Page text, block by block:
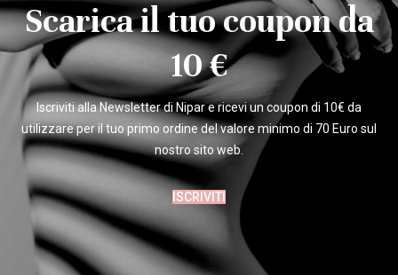
Scarica il tuo coupon da
10 €
Iscriviti alla Newsletter di Nipar e ricevi un coupon di 10€ da
utilizzare per il tuo primo ordine del valore minimo di 70 Euro sul
nostro sito web.
ISCRIVITI